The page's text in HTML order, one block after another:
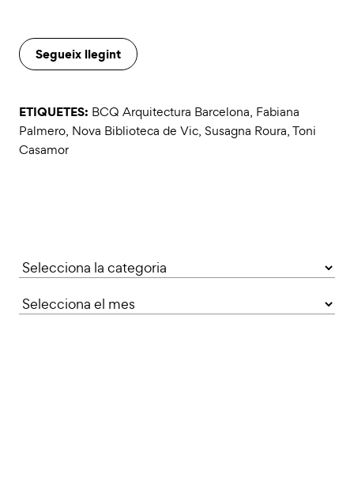
Segueix llegint
ETIQUETES: BCQ Arquitectura Barcelona, Fabiana
Palmero, Nova Biblioteca de Vic, Susagna Roura,Toni
Casamor
Categories